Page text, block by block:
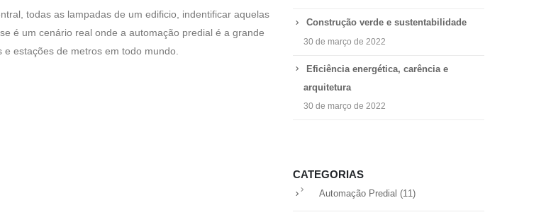
todas as lampadas de um edificio, indentificar aquelas
é um cenário real onde a automação predial é a grande
estações de metros em todo mundo.
Construção verde e sustentabilidade
30 de março de 2022
Eficiência energética, carência e
arquitetura
30 de março de 2022
CATEGORIAS
Automação Predial (11)